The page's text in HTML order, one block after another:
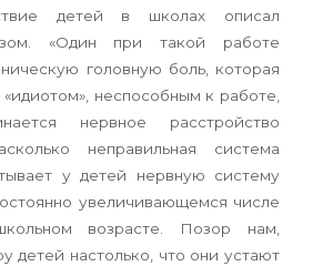
детей в школах описал
«Один при такой работе
головную боль, которая
неспособным к работе,
нервное расстройство
неправильная система
у детей нервную систему
увеличивающемся числе
возрасте. Позор нам,
детей настолько, что они устают